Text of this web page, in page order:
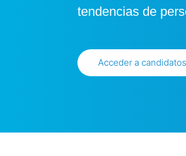
tendencias de
Acceder a